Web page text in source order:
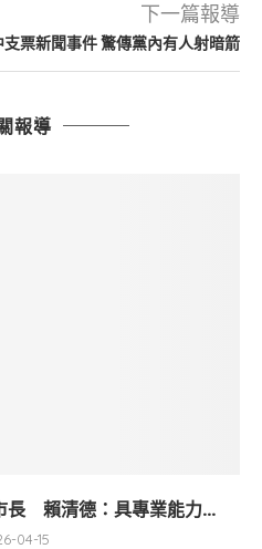
下一篇報導
票新聞事件 驚傳黨內有人射暗箭
報導
長 賴清德：具專業能力...
04-15